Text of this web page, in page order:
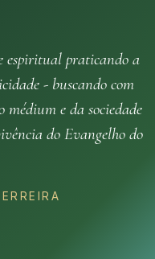
espiritual praticando a
- buscando com
e da sociedade
do Evangelho do